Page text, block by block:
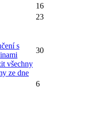
16
23
s
všechny
ze dne
30
6